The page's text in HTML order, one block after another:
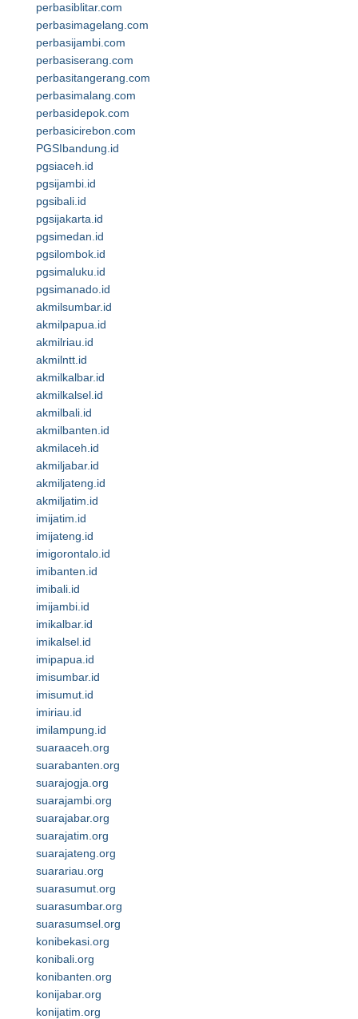
perbasiblitar.com
perbasimagelang.com
perbasijambi.com
perbasiserang.com
perbasitangerang.com
perbasimalang.com
perbasidepok.com
perbasicirebon.com
PGSIbandung.id
pgsiaceh.id
pgsijambi.id
pgsibali.id
pgsijakarta.id
pgsimedan.id
pgsilombok.id
pgsimaluku.id
pgsimanado.id
akmilsumbar.id
akmilpapua.id
akmilriau.id
akmilntt.id
akmilkalbar.id
akmilkalsel.id
akmilbali.id
akmilbanten.id
akmilaceh.id
akmiljabar.id
akmiljateng.id
akmiljatim.id
imijatim.id
imijateng.id
imigorontalo.id
imibanten.id
imibali.id
imijambi.id
imikalbar.id
imikalsel.id
imipapua.id
imisumbar.id
imisumut.id
imiriau.id
imilampung.id
suaraaceh.org
suarabanten.org
suarajogja.org
suarajambi.org
suarajabar.org
suarajatim.org
suarajateng.org
suarariau.org
suarasumut.org
suarasumbar.org
suarasumsel.org
konibekasi.org
konibali.org
konibanten.org
konijabar.org
konijatim.org